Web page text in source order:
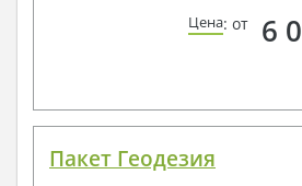
Цена: от 6
Пакет Геодезия